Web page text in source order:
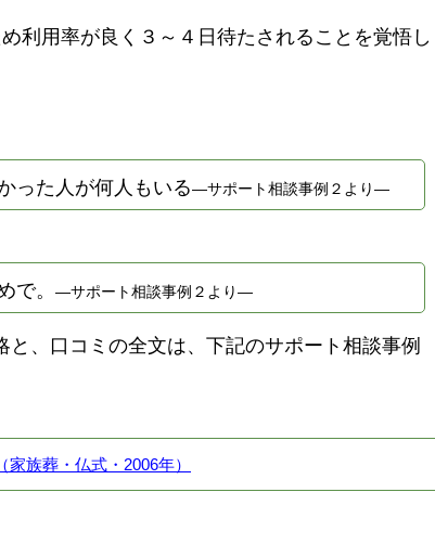
利用率が良く３～４日待たされることを覚悟し
った人が何人もいる―サポート相談事例２より―
で。 ―サポート相談事例２より―
、口コミの全文は、下記のサポート相談事例
家族葬・仏式・2006年）